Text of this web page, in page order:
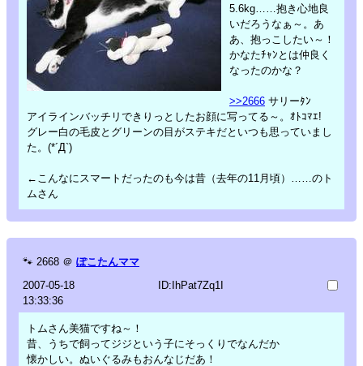
5.6kg……抱き心地良
いだろうなぁ～。あ
あ、抱っこしたい～！
かなたﾁｬﾝとは仲良く
なったのかな？
>>2666 サリーﾀﾝ
アイラインバッチリできりっとしたお顔に写ってる～。ｵﾄｺﾏｴ!
グレー白の毛皮とグリーンの目がステキだといつも思っていまし
た。(*´Д`)
←こんなにスマートだったのも今は昔（去年の11月頃）……のト
ムさん
🐾 2668 ＠ ぽこたんママ
2007-05-18
13:33:36
ID:IhPat7Zq1I
トムさん美猫ですね～！
昔、うちで飼ってジジという子にそっくりでなんだか
懐かしい。ぬいぐるみもおんなじだあ！